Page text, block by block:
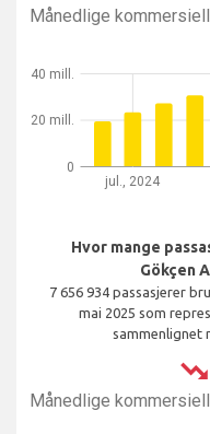
Månedlige
jul., 2024
0
20 mill.
40 mill.
Hvor mange
Gökçen
7 656 934 passasjerer
mai 2025 som
sammenlignet
trending_down
Månedlige